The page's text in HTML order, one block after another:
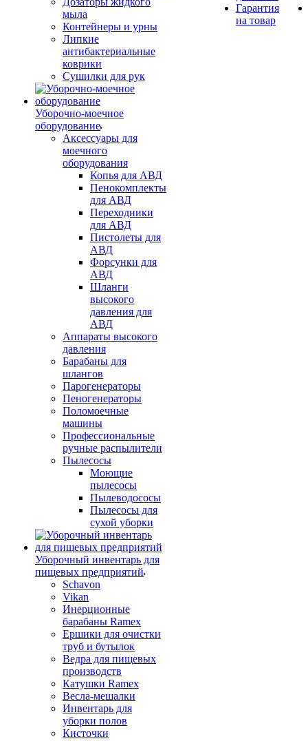
мыла
Контейнеры и урны
Липкие
антибактериальные
коврики
Сушилки для рук
Уборочно-моечное
оборудование
Аксессуары для
моечного
оборудования
Копья для АВД
Пенокомплекты
для АВД
Переходники
для АВД
Пистолеты для
АВД
Форсунки для
АВД
Шланги
высокого
давления для
АВД
Аппараты высокого
давления
Барабаны для
шлангов
Парогенераторы
Пеногенераторы
Поломоечные
машины
Профессиональные
ручные распылители
Пылесосы
Моющие
пылесосы
Пылеводососы
Пылесосы для
сухой уборки
Уборочный инвентарь для
пищевых предприятий
Schavon
Vikan
Инерционные
барабаны Ramex
Ершики для очистки
труб и бутылок
Ведра для пищевых
производств
Катушки Ramex
Весла-мешалки
Инвентарь для
уборки полов
Кисточки
Гарантия
на товар